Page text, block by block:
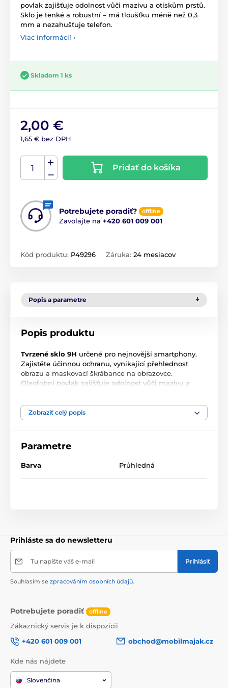
povlak zajišťuje odolnost vůči mazivu a otiskům prstů.
Sklo je tenké a robustní – má tloušťku méně než 0,3
mm a nezahušťuje telefon.
Viac informácií ›
Skladom 1 ks
2,00 €
1,65 € bez DPH
Pridať do košíka
Potrebujete poradiť? offline
Zavolajte na +420 601 009 001
Kód produktu: P49296 Záruka: 24 mesiacov
Popis a parametre
Popis produktu
Tvrzené sklo 9H určené pro nejnovější smartphony.
Zajistěte účinnou ochranu, vynikající přehlednost
obrazu a maskovací škrábance na obrazovce.
Oleofobní povlak zajišťuje odolnost vůči mazivu a
znamená, že se pod fólií nehromadí žádná špína ani
perfektně hodí na obrazovku a nezanechává žádné
vzduchové bubliny. Nepřilnavá formule způsobí, že
Zobraziť celý popis
Parametre
Barva Průhledná
Prihláste sa do newsletteru
Tu napíšte váš e-mail Prihlásiť
Souhlasím se zpracováním osobních údajů.
Potrebujete poradiť offline
Zákaznický servis je k dispozícii
+420 601 009 001
obchod@mobilmajak.cz
Kde nás nájdete
Slovenčina